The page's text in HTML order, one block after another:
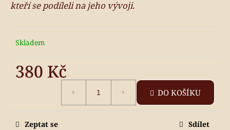
kteří se podíleli na jeho vývoji.
Skladem
380 Kč
DO KOŠÍKU
Zeptat se Sdílet
r
u
m